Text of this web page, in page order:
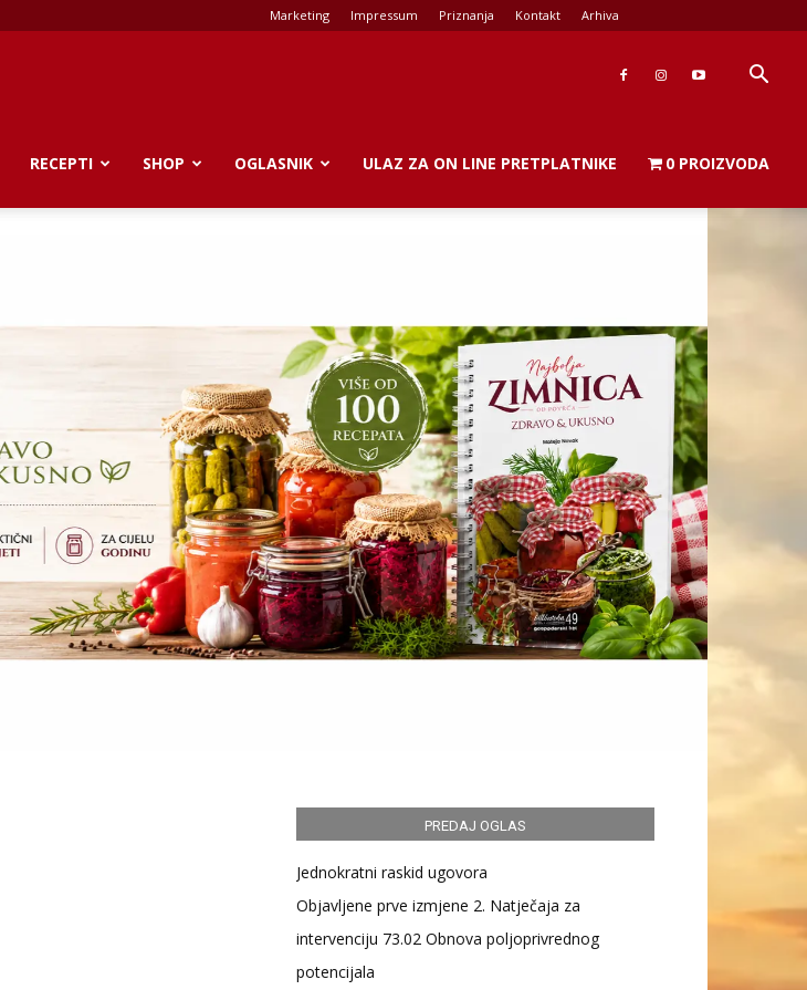
Marketing Impressum Priznanja Kontakt Arhiva
RECEPTI SHOP OGLASNIK ULAZ ZA ON LINE PRETPLATNIKE 0 PROIZVODA
PREDAJ OGLAS
Jednokratni raskid ugovora
Objavljene prve izmjene 2. Natječaja za
intervenciju 73.02 Obnova poljoprivrednog
potencijala